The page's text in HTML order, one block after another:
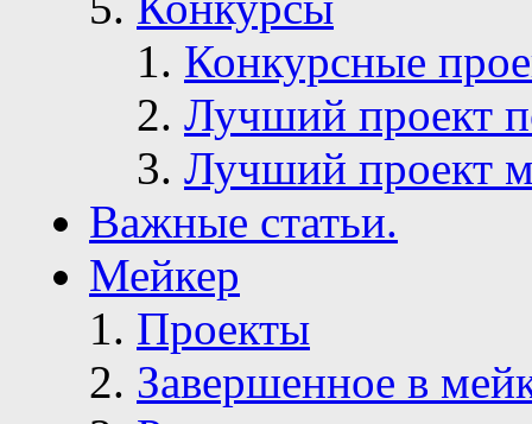
Конкурсные
Лучший проект
Лучший проект
Важные статьи.
Мейкер
Проекты
Завершенное в